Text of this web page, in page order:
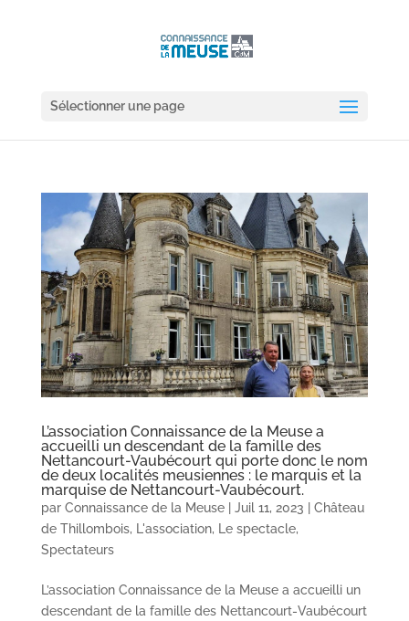
Sélectionner une page
L’association Connaissance de la Meuse a
accueilli un descendant de la famille des
Nettancourt-Vaubécourt qui porte donc le nom
de deux localités meusiennes : le marquis et la
marquise de Nettancourt-Vaubécourt.
par Connaissance de la Meuse| Juil 11, 2023
Château
de Thillombois, L'association, Le spectacle,
Spectateurs
L’association Connaissance de la Meuse a accueilli un
descendant de la famille des Nettancourt-Vaubécourt